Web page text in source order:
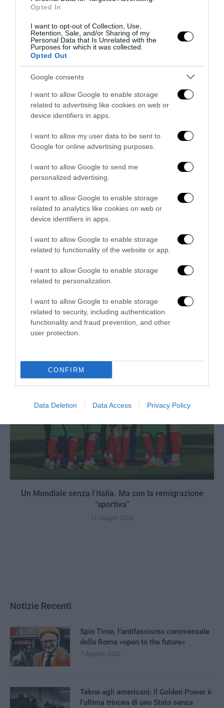
Opted In
I want to opt-out of Collection, Use,
Retention, Sale, and/or Sharing of my
Personal Data that Is Unrelated with the
Purposes for which it was collected.
Opted Out
Google consents
I want to allow Google to enable storage
related to advertising like cookies on web or
device identifiers in apps.
I want to allow my user data to be sent to
Google for online advertising purposes.
I want to allow Google to send me
personalized advertising.
I want to allow Google to enable storage
related to analytics like cookies on web or
device identifiers in apps.
I want to allow Google to enable storage
related to functionality of the website or app.
I want to allow Google to enable storage
related to personalization.
I want to allow Google to enable storage
related to security, including authentication
functionality and fraud prevention, and other
user protection.
CONFIRM
Data Deletion Data Access Privacy Policy
Spagna tornata alle origini
14 Luglio 2026
Trump e Infantino: oltre l’ultimo Mondiale dell’umanità
Un Mondiale senza l’Italia. Ma con la remigrazione
“sportiva”
17 Giugno 2026
Notizie Recenti
Spin Time, l’antifascismo commensale
della Roma «open to the future»
7 Agosto 2026
Tekne agli americani: il Golden Power è
l’ultima trincea di uno Stato senza